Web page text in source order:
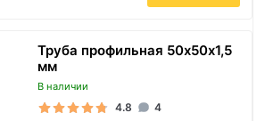
Труба профильная 50х50х1,5
мм
В наличии
4.8 4